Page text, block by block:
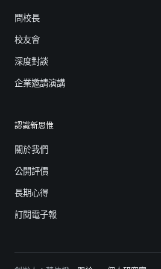
問校長
校友會
深度對談
企業邀請演講
認識新思惟
關於我們
公開評價
長期心得
訂閱電子報